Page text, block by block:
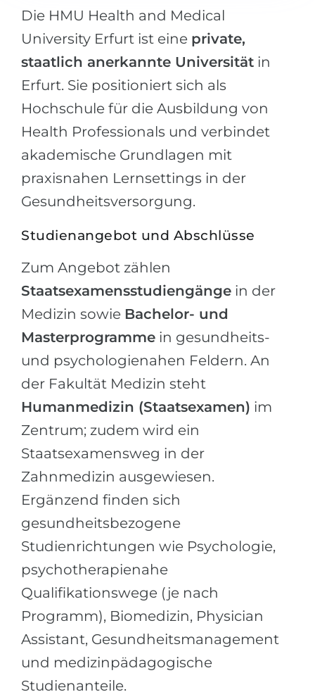
Die HMU Health and Medical
University Erfurt ist eine private,
staatlich anerkannte Universität in
Erfurt. Sie positioniert sich als
Hochschule für die Ausbildung von
Health Professionals und verbindet
akademische Grundlagen mit
praxisnahen Lernsettings in der
Gesundheitsversorgung.
Studienangebot und Abschlüsse
Zum Angebot zählen
Staatsexamensstudiengänge in der
Medizin sowie Bachelor- und
Masterprogramme in gesundheits-
und psychologienahen Feldern. An
der Fakultät Medizin steht
Humanmedizin (Staatsexamen) im
Zentrum; zudem wird ein
Staatsexamensweg in der
Zahnmedizin ausgewiesen.
Ergänzend finden sich
gesundheitsbezogene
Studienrichtungen wie Psychologie,
psychotherapienahe
Qualifikationswege (je nach
Programm), Biomedizin, Physician
Assistant, Gesundheitsmanagement
und medizinpädagogische
Studienanteile.